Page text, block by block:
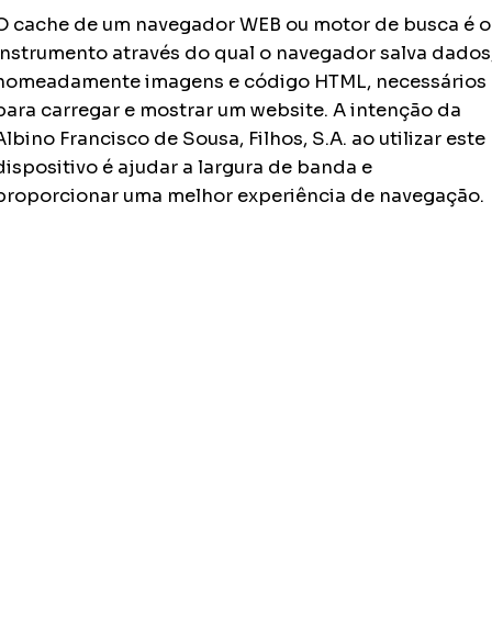
cache de um navegador WEB ou motor de busca é o
através do qual o navegador salva
imagens e código HTML, necessários
carregar e mostrar um website. A intenção da
Francisco de Sousa, Filhos, S.A. ao utilizar este
é ajudar a largura de banda e
uma melhor experiência de navegação.